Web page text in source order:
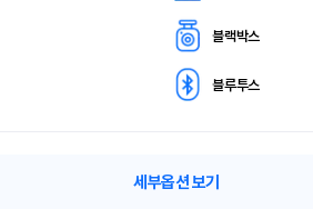
블랙박스
블루투스
세부옵션 보기